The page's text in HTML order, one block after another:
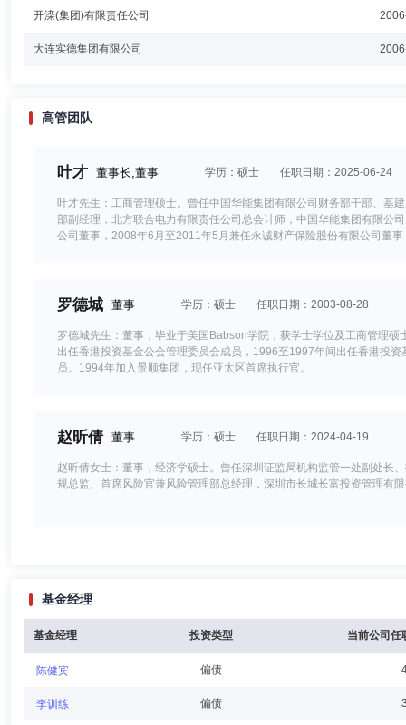
开滦(集团)有限责任公司
大连实德集团有限公司
高管团队
叶才 董事长,董事 学历：硕士 任职日期：2025-06-24
叶才先生：工商管理硕士。曾任中国华能集团有限公司财务部干部、基
部副经理，北方联合电力有限责任公司总会计师，中国华能集团有限公
公司董事，2008年6月至2011年5月兼任永诚财产保险股份有限公司董
罗德城 董事 学历：硕士 任职日期：2003-08-28
罗德城先生：董事，毕业于美国Babson学院，获学士学位及工商管理
出任香港投资基金公会管理委员会成员，1996至1997年间出任香港投
员。1994年加入景顺集团，现任亚太区首席执行官。
赵昕倩 董事 学历：硕士 任职日期：2024-04-19
赵昕倩女士：董事，经济学硕士。曾任深圳证监局机构监管一处副处长
规总监、首席风险官兼风险管理部总经理，深圳市长城长富投资管理有
康乐先生：董事、总经理、财务负责人，经济学硕士。曾任中国人寿资
席代表，中国国际金融有限公司销售交易部副总经理。2011年7月加入
伍同明 学历：本科
基金经理
基金经理 投资类型 当前公司任
陈健宾 偏债
李训练 偏债